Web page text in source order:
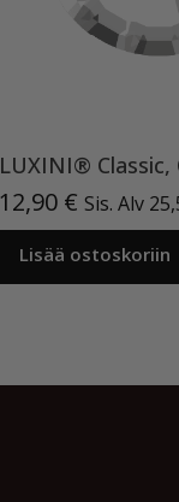
LUXINI® Classic,
12,90 € Sis. Alv
Lisää ostoskoriin